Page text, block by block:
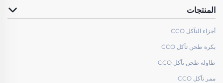
المنتجات
أجزاء التآكل CCO
بكرة طحن تآكل CCO
طاولة طحن تآكل CCO
ممر تآكل CCO